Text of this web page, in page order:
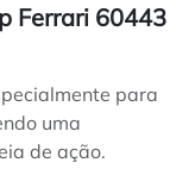
Ferrari 60443
para
uma
de ação.